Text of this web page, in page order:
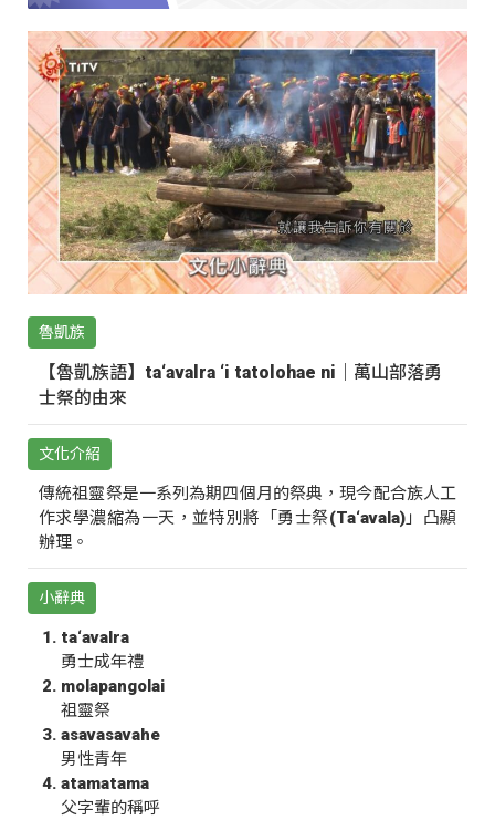
魯凱族
【魯凱族語】ta‘avalra ‘i tatolohae ni｜萬山部落勇
士祭的由來
文化介紹
傳統祖靈祭是一系列為期四個月的祭典，現今配合族人工
作求學濃縮為一天，並特別將「勇士祭(Ta‘avala)」凸顯
辦理。
小辭典
ta‘avalra
勇士成年禮
molapangolai
祖靈祭
asavasavahe
男性青年
atamatama
父字輩的稱呼